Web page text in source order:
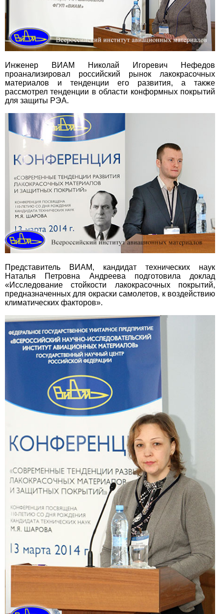
Инженер ВИАМ Николай Игоревич Нефедов
проанализировал российский рынок лакокрасочных
материалов и тенденции его развития, а также
рассмотрел тенденции в области конформных покрытий
для защиты РЭА.
Представитель ВИАМ, кандидат технических наук
Наталья Петровна Андреева подготовила доклад
«Исследование стойкости лакокрасочных покрытий,
предназначенных для окраски самолетов, к воздействию
климатических факторов».